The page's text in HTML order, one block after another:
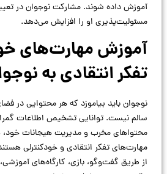
آموزش داده شوند. مشارکت نوجوان در
مسئولیت‌پذیری او را افزایش می‌دهد.
آموزش مهارت‌های
تفکر انتقادی به
نوجوان باید بیاموزد که هر محتوایی در
سالم نیست. توانایی تشخیص اطلاعات
محتواهای مخرب و مدیریت هیجانات
مهارت‌های تفکر انتقادی و خودکنترلی
از طریق گفت‌وگو، بازی، کارگاه‌های